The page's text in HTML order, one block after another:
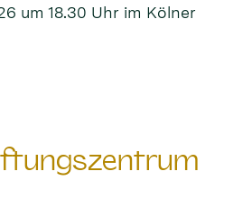
um 18.30 Uhr im Kölner